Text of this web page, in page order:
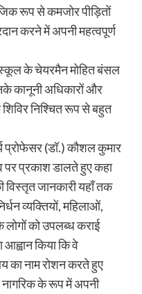
रूप से कमजोर पीड़ितों
करने में अपनी महत्वपूर्ण
के चेयरमैन मोहित बंसल
कानूनी अधिकारों और
शिविर निश्चित रूप से बहुत
प्रोफेसर (डॉ.) कौशल कुमार
पर प्रकाश डालते हुए कहा
विस्तृत जानकारी यहाँ तक
व्यक्तियों, महिलाओं,
को उपलब्ध कराई
किया कि वे
का नाम रोशन करते हुए
नागरिक के रूप में अपनी